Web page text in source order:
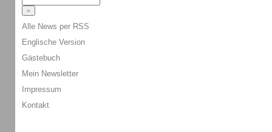
Alle News per RSS
Englische Version
Gästebuch
Mein Newsletter
Impressum
Kontakt